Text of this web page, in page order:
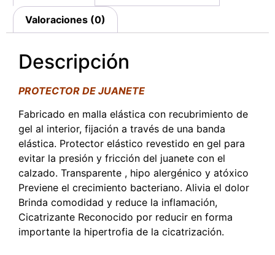
Valoraciones (0)
Descripción
PROTECTOR DE JUANETE
Fabricado en malla elástica con recubrimiento de
gel al interior, fijación a través de una banda
elástica. Protector elástico revestido en gel para
evitar la presión y fricción del juanete con el
calzado. Transparente , hipo alergénico y atóxico
Previene el crecimiento bacteriano. Alivia el dolor
Brinda comodidad y reduce la inflamación,
Cicatrizante Reconocido por reducir en forma
importante la hipertrofia de la cicatrización.